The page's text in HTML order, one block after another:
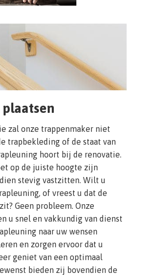
zal onze trappenmaker niet
trapbekleding of de staat van
hoort bij de renovatie.
op de juiste hoogte zijn
stevig vastzitten. Wilt u
of vreest u dat de
Geen probleem. Onze
u snel en vakkundig van dienst
naar uw wensen
en zorgen ervoor dat u
geniet van een optimaal
bieden zij bovendien de